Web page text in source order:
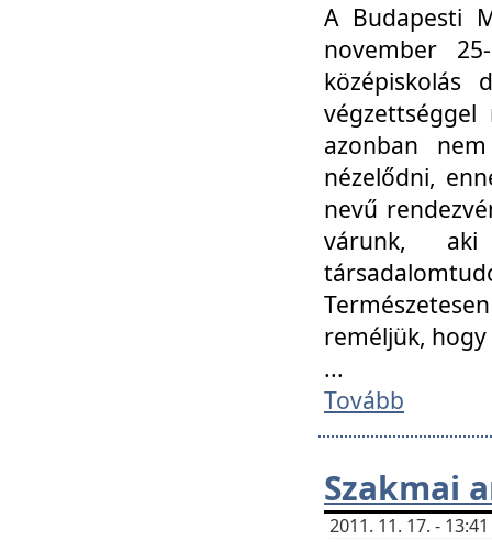
A Budapesti
november
középiskolás
azonban
nézelődni,
nevű
várunk, aki
reméljük,
...
Tovább
Szakmai
2011. 11. 17. -